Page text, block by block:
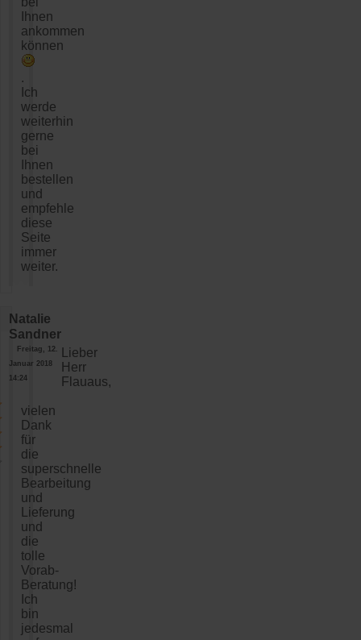
Ihnen
ankommen
können
.
Ich
werde
weiterhin
gerne
bei
Ihnen
bestellen
und
empfehle
diese
Seite
immer
weiter.
Natalie
Sandner
Freitag, 12.
Januar 2018
14:24
Lieber
Herr
Flauaus,
vielen
Dank
für
die
superschnelle
Bearbeitung
und
Lieferung
und
die
tolle
Vorab-
Beratung!
Ich
bin
jedesmal